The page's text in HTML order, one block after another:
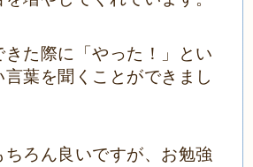
きた際に「やった！」とい
言葉を聞くことができまし
ろん良いですが、お勉強